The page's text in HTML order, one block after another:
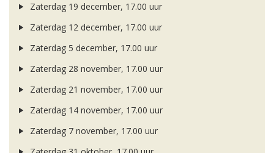
Zaterdag 19 december, 17.00 uur
Zaterdag 12 december, 17.00 uur
Zaterdag 5 december, 17.00 uur
Zaterdag 28 november, 17.00 uur
Zaterdag 21 november, 17.00 uur
Zaterdag 14 november, 17.00 uur
Zaterdag 7 november, 17.00 uur